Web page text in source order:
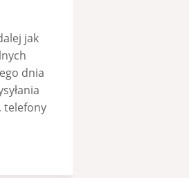
jak
dnia
telefony